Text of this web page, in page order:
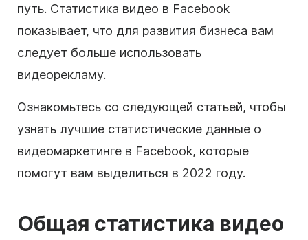
путь. Статистика видео в Facebook
показывает, что для развития бизнеса вам
следует больше использовать
видеорекламу.
Ознакомьтесь со следующей статьей, чтобы
узнать лучшие статистические данные о
видеомаркетинге в Facebook, которые
помогут вам выделиться в 2022 году.
Общая статистика видео